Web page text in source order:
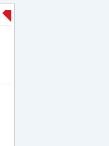
-8%